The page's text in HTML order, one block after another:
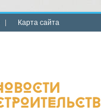
Карта сайта